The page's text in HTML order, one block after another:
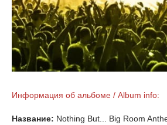
Информация об альбоме / Album info:
Название: Nothing But... Big Room